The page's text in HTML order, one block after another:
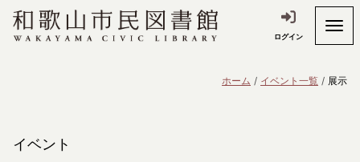
ログイン
ホーム イベント一覧 展示
イベント